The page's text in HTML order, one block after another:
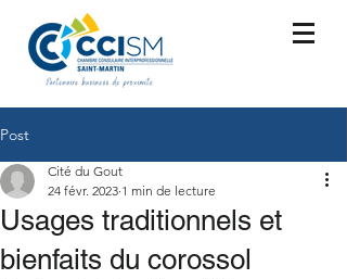
Post
Usages traditionnels et
bienfaits du corossol
Cité du Gout
24 févr. 2023 1 min de lecture